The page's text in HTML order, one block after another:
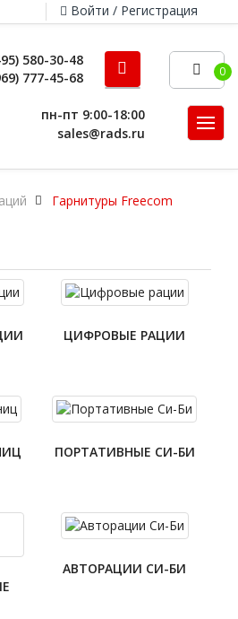
Войти / Регистрация
580-30-48
777-45-68
0
пн-пт 9:00-18:00
sales@rads.ru
Гарнитуры Freecom
ЦИФРОВЫЕ РАЦИИ
ПОРТАТИВНЫЕ СИ-БИ
АВТОРАЦИИ СИ-БИ